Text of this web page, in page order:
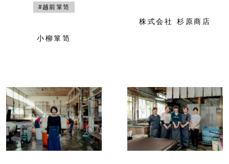
#越前箪笥
小柳箪笥
株式会社 杉原商店